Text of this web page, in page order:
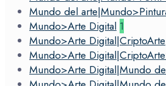
Mundo del
Mundo>Arte Digital 1
Mundo>Arte Digital|CriptoArte
Mundo>Arte
Mundo>Arte Digital|Mundo